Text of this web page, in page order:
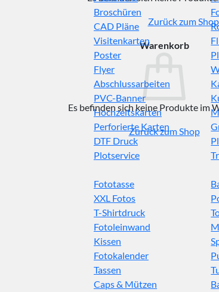
Zurück zum Shop
Warenkorb
Es befinden sich keine Produkte im
Zurück zum Shop
Broschüren
CAD Pläne
Visitenkarten
Poster
Flyer
Abschlussarbeiten
PVC-Banner
Hochzeitskarten
Perforierte Karten
DTF Druck
Plotservice
Fototasse
XXL Fotos
T-Shirtdruck
Fotoleinwand
Kissen
Fotokalender
Tassen
Caps & Mützen